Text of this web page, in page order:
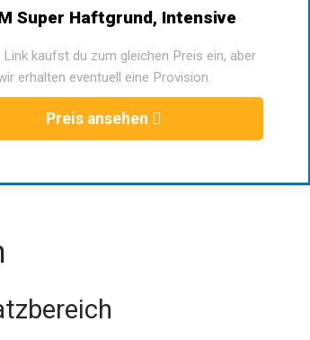
Super Haftgrund, Intensive
kaufst du zum gleichen Preis ein, aber
erhalten eventuell eine Provision.
Preis ansehen